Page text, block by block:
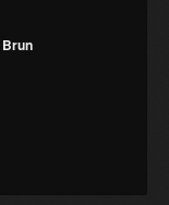
Brun